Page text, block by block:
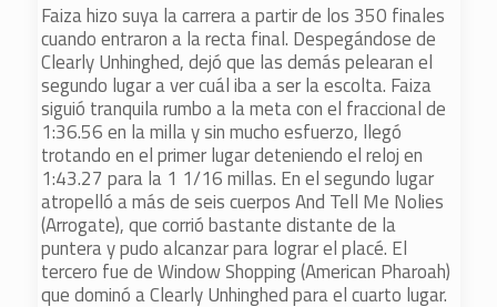
Faiza hizo suya la carrera a partir de los 350 finales
cuando entraron a la recta final. Despegándose de
Clearly Unhinghed, dejó que las demás pelearan el
segundo lugar a ver cuál iba a ser la escolta. Faiza
siguió tranquila rumbo a la meta con el fraccional de
1:36.56 en la milla y sin mucho esfuerzo, llegó
trotando en el primer lugar deteniendo el reloj en
1:43.27 para la 1 1/16 millas. En el segundo lugar
atropelló a más de seis cuerpos And Tell Me Nolies
(Arrogate), que corrió bastante distante de la
puntera y pudo alcanzar para lograr el placé. El
tercero fue de Window Shopping (American Pharoah)
que dominó a Clearly Unhinghed para el cuarto lugar.